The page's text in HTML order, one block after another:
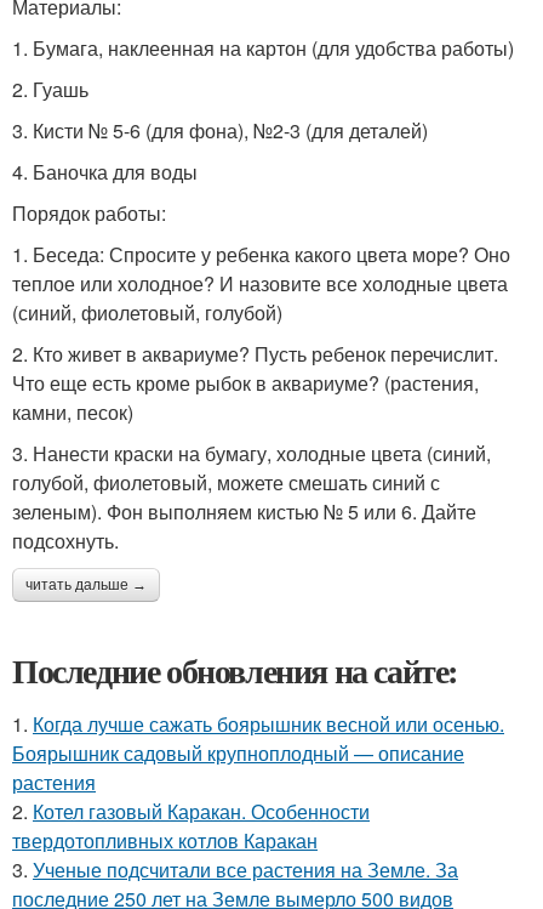
Материалы:
1. Бумага, наклеенная на картон (для удобства работы)
2. Гуашь
3. Кисти № 5-6 (для фона), №2-3 (для деталей)
4. Баночка для воды
Порядок работы:
1. Беседа: Спросите у ребенка какого цвета море? Оно
теплое или холодное? И назовите все холодные цвета
(синий, фиолетовый, голубой)
2. Кто живет в аквариуме? Пусть ребенок перечислит.
Что еще есть кроме рыбок в аквариуме? (растения,
камни, песок)
3. Нанести краски на бумагу, холодные цвета (синий,
голубой, фиолетовый, можете смешать синий с
зеленым). Фон выполняем кистью № 5 или 6. Дайте
подсохнуть.
читать дальше →
Последние обновления на сайте:
1. Когда лучше сажать боярышник весной или осенью.
Боярышник садовый крупноплодный — описание
растения
2. Котел газовый Каракан. Особенности
твердотопливных котлов Каракан
3. Ученые подсчитали все растения на Земле. За
последние 250 лет на Земле вымерло 500 видов